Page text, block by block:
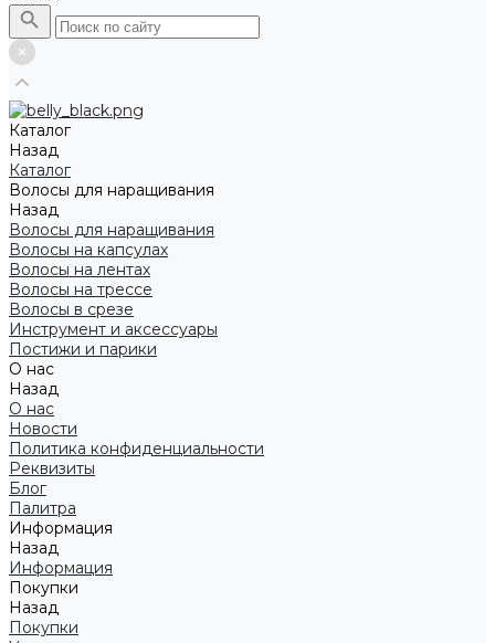
Каталог
Назад
Каталог
Волосы для наращивания
Назад
Волосы для наращивания
Волосы на капсулах
Волосы на лентах
Волосы на трессе
Волосы в срезе
Инструмент и аксессуары
Постижи и парики
О нас
Назад
О нас
Новости
Политика конфиденциальности
Реквизиты
Блог
Палитра
Информация
Назад
Информация
Покупки
Назад
Покупки